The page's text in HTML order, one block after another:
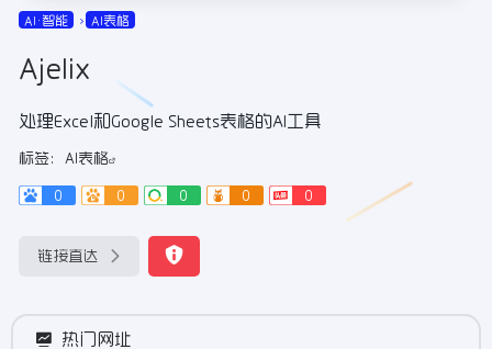
AI•智能 AI表格
Ajelix
处理Excel和Google Sheets表格的AI工具
标签： AI表格
0 0 0 0 0
链接直达
热门网址